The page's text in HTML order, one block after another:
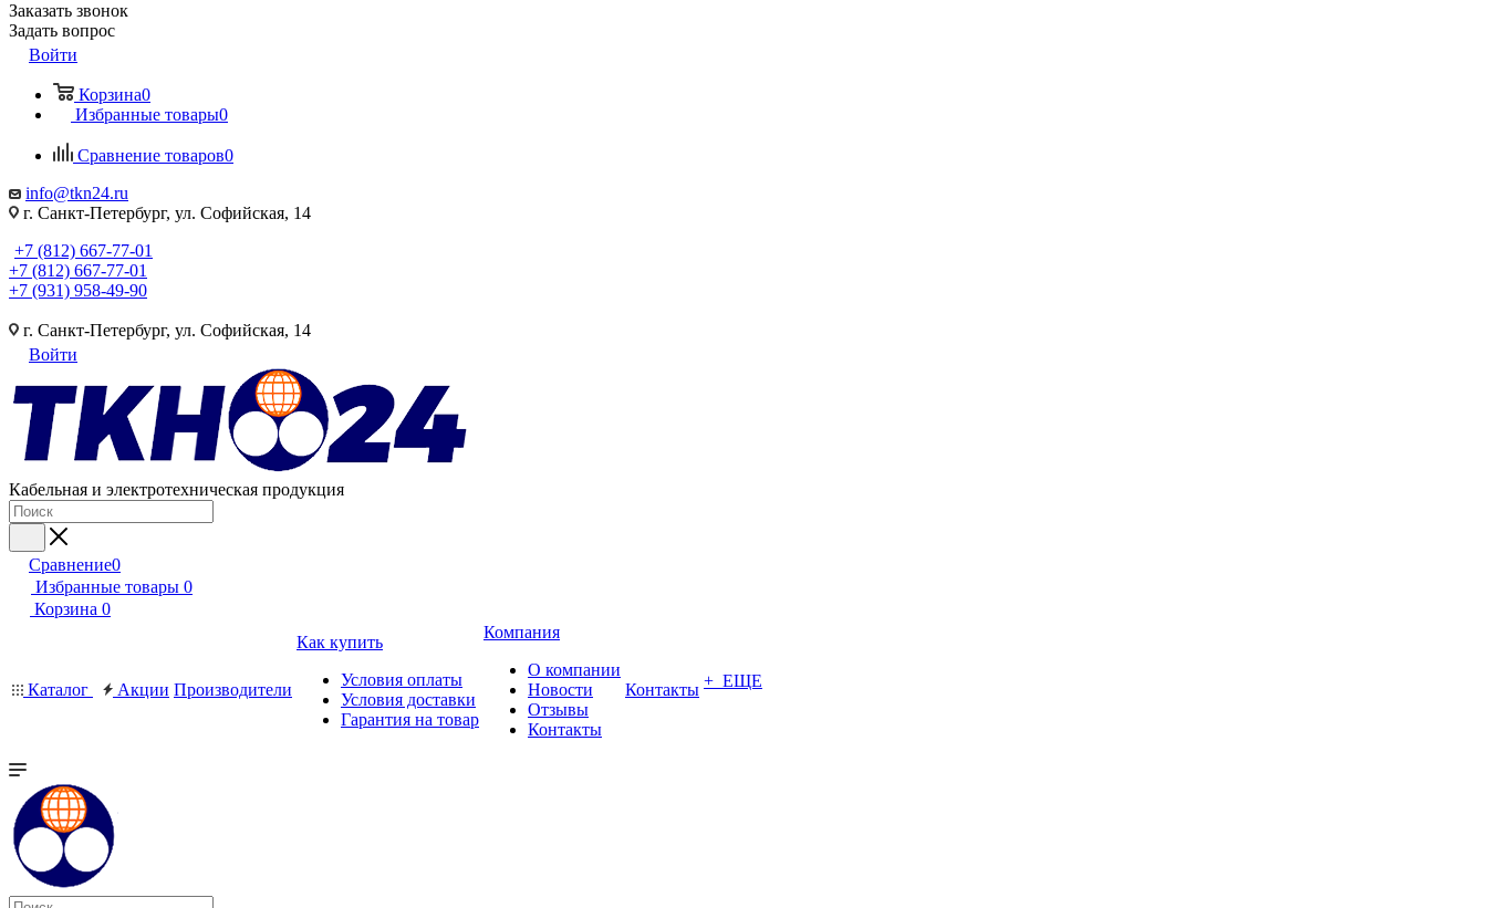
Заказать звонок
Задать вопрос
Войти
Корзина0
Избранные товары0
Сравнение товаров0
info@tkn24.ru
г. Санкт-Петербург, ул. Софийская, 14
+7 (812) 667-77-01
+7 (812) 667-77-01
+7 (931) 958-49-90
г. Санкт-Петербург, ул. Софийская, 14
Войти
Кабельная и электротехническая продукция
Сравнение0
Избранные товары 0
Корзина 0
Каталог Акции Производители
Как купить
Условия оплаты
Условия доставки
Гарантия на товар
Компания
О компании
Новости
Отзывы
Контакты
Контакты + ЕЩЕ